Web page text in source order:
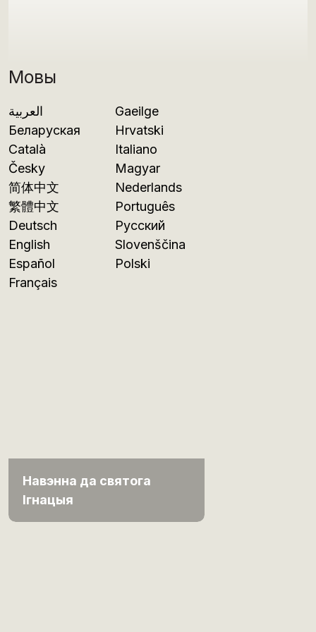
Мовы
العربية
Беларуская
Català
Česky
简体中文
繁體中文
Deutsch
English
Español
Français
Gaeilge
Hrvatski
Italiano
Magyar
Nederlands
Português
Русский
Slovenščina
Polski
Навэнна да святога
Ігнацыя